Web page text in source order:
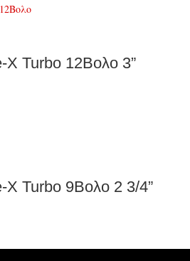
Turbo 12Βολο 3”
Turbo 9Βολο 2 3/4”